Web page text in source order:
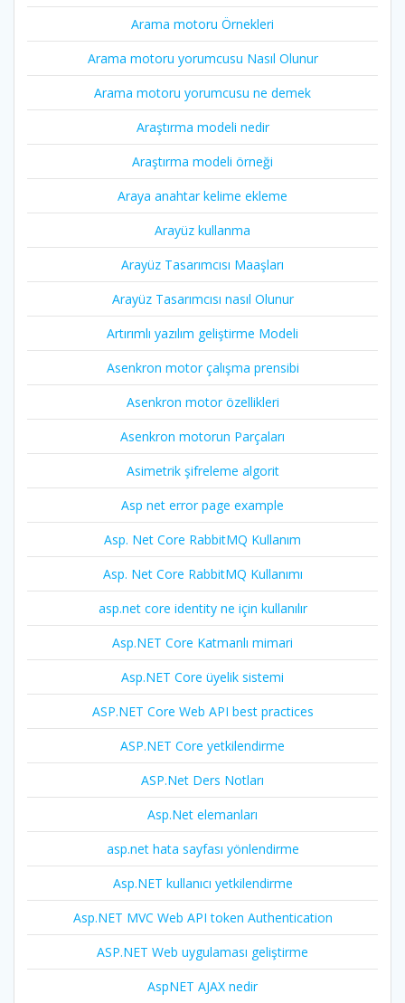
Arama motoru Örnekleri
Arama motoru yorumcusu Nasıl Olunur
Arama motoru yorumcusu ne demek
Araştırma modeli nedir
Araştırma modeli örneği
Araya anahtar kelime ekleme
Arayüz kullanma
Arayüz Tasarımcısı Maaşları
Arayüz Tasarımcısı nasıl Olunur
Artırımlı yazılım geliştirme Modeli
Asenkron motor çalışma prensibi
Asenkron motor özellikleri
Asenkron motorun Parçaları
Asimetrik şifreleme algorit
Asp net error page example
Asp. Net Core RabbitMQ Kullanım
Asp. Net Core RabbitMQ Kullanımı
asp.net core identity ne için kullanılır
Asp.NET Core Katmanlı mimari
Asp.NET Core üyelik sistemi
ASP.NET Core Web API best practices
ASP.NET Core yetkilendirme
ASP.Net Ders Notları
Asp.Net elemanları
asp.net hata sayfası yönlendirme
Asp.NET kullanıcı yetkilendirme
Asp.NET MVC Web API token Authentication
ASP.NET Web uygulaması geliştirme
AspNET AJAX nedir